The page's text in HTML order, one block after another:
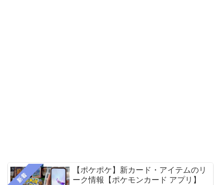
新着
【ポケポケ】新カード・アイテムのリ
ーク情報【ポケモンカード アプリ】